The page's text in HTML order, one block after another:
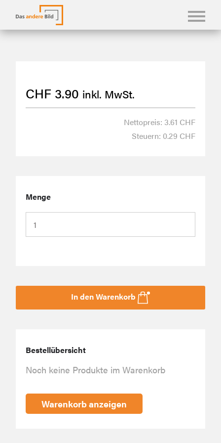
KASUALIEN & KARTEN
ÜBER UNS
CHF 3.90 inkl. MwSt.
Nettopreis: 3.61 CHF
Steuern: 0.29 CHF
Menge
In den Warenkorb
Bestellübersicht
Noch keine Produkte im Warenkorb
Warenkorb anzeigen